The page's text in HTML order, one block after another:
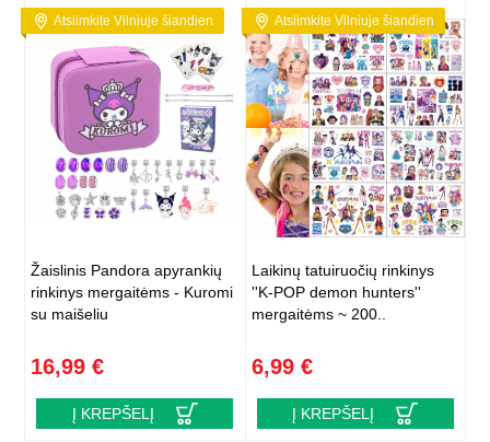
Atsiimkite Vilniuje šiandien
Žaislinis Pandora apyrankių
rinkinys mergaitėms - Kuromi
su maišeliu
16,99 €
Į KREPŠELĮ
Atsiimkite Vilniuje šiandien
Laikinų tatuiruočių rinkinys
''K-POP demon hunters''
mergaitėms ~ 200..
6,99 €
Į KREPŠELĮ